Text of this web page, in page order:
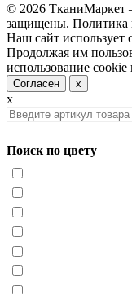
© 2026 ТканиМаркет
защищены. Политика
Наш сайт использует
Продолжая им
использование cookie
Согласен x
x
Поиск по цвету